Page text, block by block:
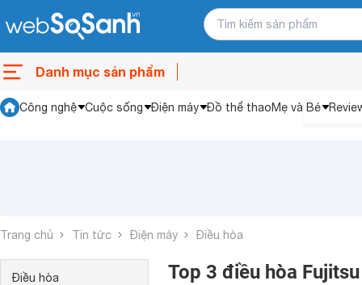
Danh mục sản phẩm
Công nghệ Cuộc sống Điện máy Đồ thể thaoMẹ và Bé
Trang chủ Tin tức Điện máy Điều hòa
Điều hòa Top 3 điều hòa